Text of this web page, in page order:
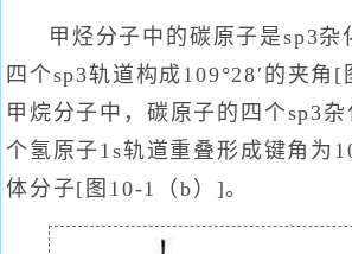
甲烃分子中的碳原子是sp3杂
四个sp3轨道构成109°28′的夹角
甲烷分子中，碳原子的四个sp3
个氢原子1s轨道重叠形成键角为
体分子[图10-1（b）]。